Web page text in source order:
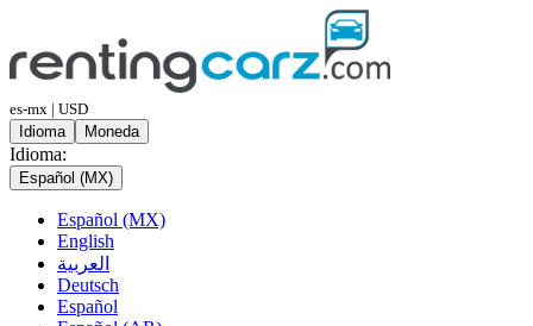
es-mx | USD
Idioma
Moneda
Idioma:
Español (MX)
Español (MX)
English
العربية
Deutsch
Español